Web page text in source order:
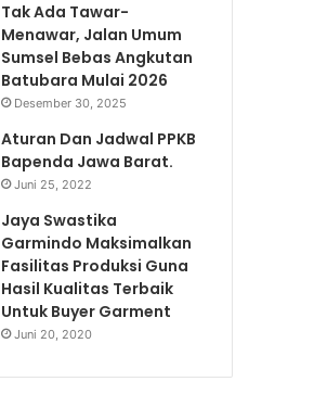
Tak Ada Tawar-
Menawar, Jalan Umum
Sumsel Bebas Angkutan
Batubara Mulai 2026
Desember 30, 2025
Aturan Dan Jadwal PPKB
Bapenda Jawa Barat.
Juni 25, 2022
Jaya Swastika
Garmindo Maksimalkan
Fasilitas Produksi Guna
Hasil Kualitas Terbaik
Untuk Buyer Garment
Juni 20, 2020